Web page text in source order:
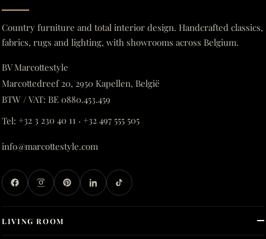
Country furniture and total interior design. Handcrafted classics,
fabrics, rugs and lighting, with showrooms across Belgium.
BV Marcottestyle
Marcottedreef 20, 2950 Kapellen, België
BTW / VAT: BE 0880.453.459
Tel: +32 3 230 40 11 · +32 497 555 505
info@marcottestyle.com
LIVING ROOM